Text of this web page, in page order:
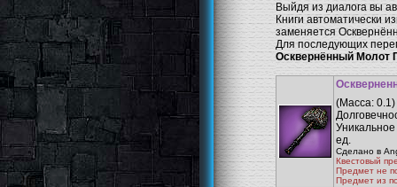
Выйдя из диалога вы
Книги автоматически
заменяется
Для последующих
Осквернённый Молот
(Масса: 0.1)
ед.
Сделано в
Квестовый
Предмет не
Предмет из